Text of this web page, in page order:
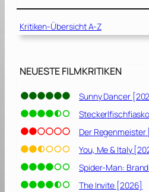
h
i
h
e
[
2
0
0
]
Kritiken-Übersicht A-Z
NEUESTE FILMKRITIKEN
Sunny Dancer
Der
You, Me & Italy
Spider-Man:
The Invite [2026]